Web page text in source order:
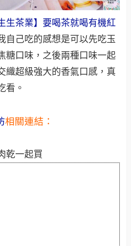
生生茶業】要喝茶就喝有機紅
自己吃的感想是可以先吃玉
糖口味，之後兩種口味一起
織超級強大的香氣口感，真
看。
相關連結：
乾一起買